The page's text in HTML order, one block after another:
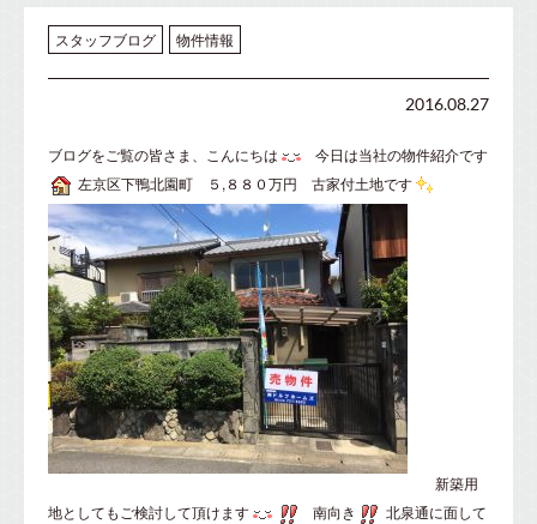
スタッフブログ 物件情報
2016.08.27
ブログをご覧の皆さま、こんにちは
今日は当社の物件紹介です
左京区下鴨北園町 ５,８８０万円 古家付土地です
新築用
地としてもご検討して頂けます
南向き
北泉通に面して